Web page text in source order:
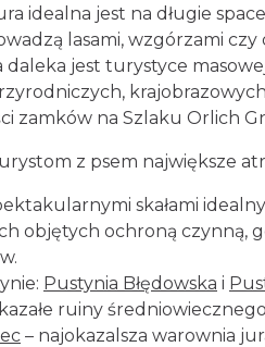
idealna jest na długie
lasami, wzgórzami
jest turystyce
zamków na Szlaku Orlich
z psem największe
skałami
objętych ochroną czynną,
Pustynia Błędowska i
ruiny
– najokazalsza warownia